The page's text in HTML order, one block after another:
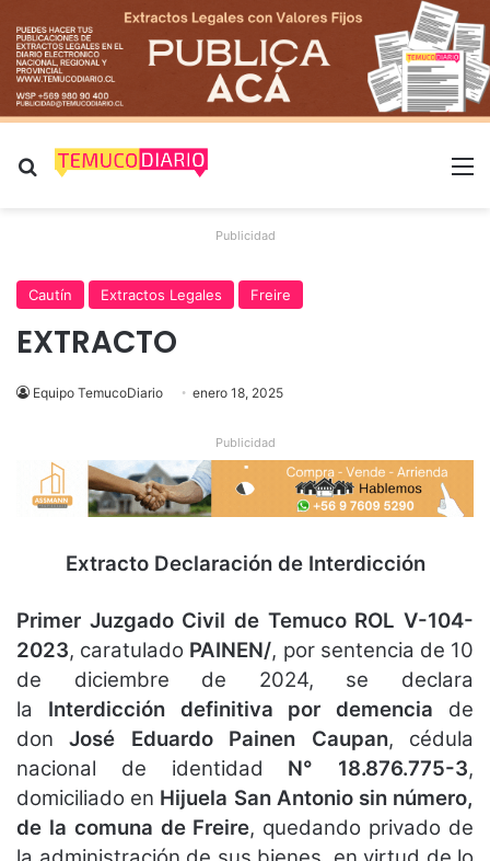
Buscar por
Publicidad
Cautín Extractos Legales Freire
EXTRACTO
Equipo TemucoDiario enero 18, 2025
Publicidad
Extracto Declaración de Interdicción
Primer Juzgado Civil de Temuco ROL V-104-
2023, caratulado PAINEN/, por sentencia de 10
de diciembre de 2024, se declara
la Interdicción definitiva por demencia de
donJosé Eduardo Painen Caupan, cédula
nacional de identidad N° 18.876.775-3,
domiciliado en Hijuela San Antonio sin número,
de la comuna de Freire, quedando privado de